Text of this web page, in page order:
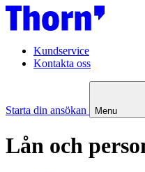
Kundservice
Kontakta oss
Starta din ansökan Menu
Lån och